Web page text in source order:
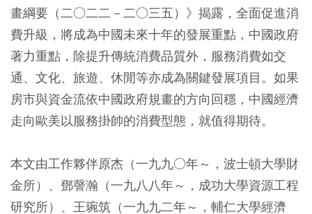
畫綱要（二○二二－二○三五）》揭露，全面促進消
費升級，將成為中國未來十年的發展重點，中國政府
著力重點，除提升傳統消費品質外，服務消費如交
通、文化、旅遊、休閒等亦成為關鍵發展項目。如果
房市與資金流依中國政府規畫的方向回穩，中國經濟
走向歐美以服務掛帥的消費型態，就值得期待。
本文由工作夥伴原杰（一九九○年～，波士頓大學財
金所）、鄧謦瀚（一九八八年～，成功大學資源工程
研究所）、王琬筑（一九九二年～，輔仁大學經濟